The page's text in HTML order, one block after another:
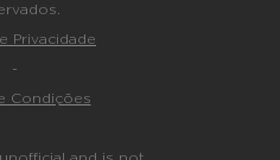
Privacidade
-
Condições